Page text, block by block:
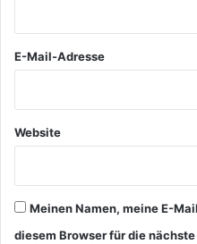
E-Mail-Adresse
Website
Meinen Namen, meine E-
diesem Browser für die